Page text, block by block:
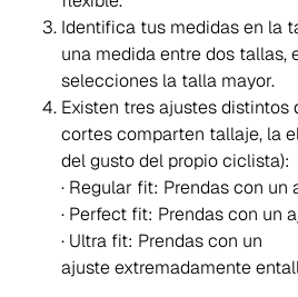
Identifica tus medidas en la
una medida entre dos tallas,
selecciones la talla mayor.
Existen tres ajustes distintos
cortes comparten tallaje, la
del gusto del propio ciclista):
· Regular fit: Prendas con un
· Perfect fit: Prendas con un
· Ultra fit: Prendas con un
ajusteextremadamente